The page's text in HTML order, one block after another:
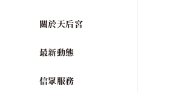
關於天后宮
最新動態
信眾服務